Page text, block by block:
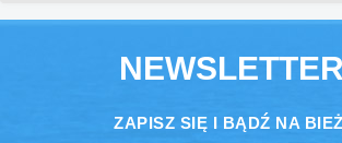
NEWSLETTER
ZAPISZ SIĘ I BĄDŹ NA